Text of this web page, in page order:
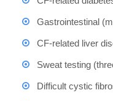
Gastrointestinal
CF-related liver
Sweat testing
Difficult cystic